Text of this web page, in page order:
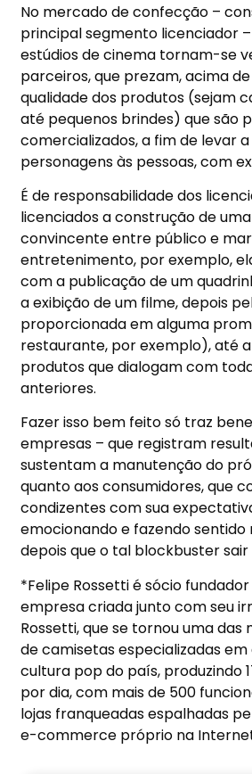
No mercado de confecção –
principal segmento licenciador
estúdios de cinema tornam-se
parceiros, que prezam, acima
qualidade dos produtos (sejam
até pequenos brindes) que são
comercializados, a fim de levar
personagens às pessoas, com
É de responsabilidade dos
licenciados a construção de
convincente entre público e
entretenimento, por exemplo,
com a publicação de um
a exibição de um filme, depois
proporcionada em alguma
restaurante, por exemplo), até
produtos que dialogam com
anteriores.
Fazer isso bem feito só traz
empresas – que registram
sustentam a manutenção do
quanto aos consumidores, que
condizentes com sua
emocionando e fazendo sentido
depois que o tal blockbuster
*Felipe Rossetti é sócio
empresa criada junto com seu
Rossetti, que se tornou uma das
de camisetas especializadas
cultura pop do país, produzindo
por dia, com mais de 500
lojas franqueadas espalhadas
e-commerce próprio na